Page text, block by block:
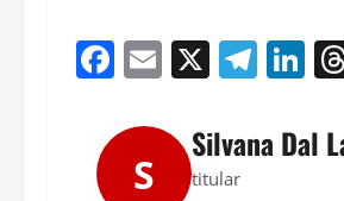
Facebook
Email
X
S
Silvana Dal
titular